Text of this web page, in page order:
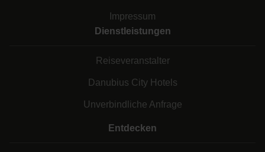
Impressum
Dienstleistungen
Reiseveranstalter
Danubius City Hotels
Unverbindliche Anfrage
Entdecken